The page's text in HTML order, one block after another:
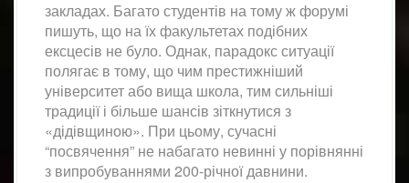
закладах. Багато студентів на тому ж форумі
пишуть, що на їх факультетах подібних
ексцесів не було. Однак, парадокс ситуації
полягає в тому, що чим престижніший
університет або вища школа, тим сильніші
традиції і більше шансів зіткнутися з
«дідівщиною». При цьому, сучасні
“посвячення” не набагато невинні у порівнянні
з випробуваннями 200-річної давнини.